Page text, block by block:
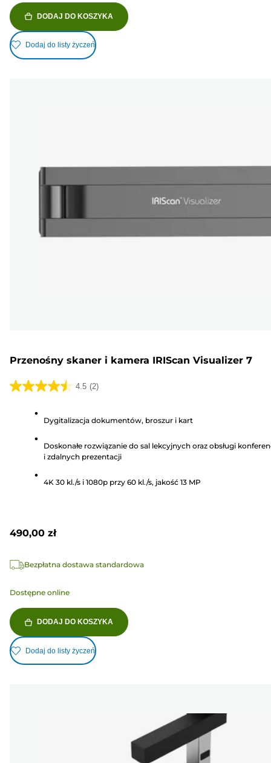
DODAJ DO KOSZYKA
Dodaj do listy życzeń
Przenośny skaner i kamera IRIScan Visualizer 7
4.5 (2)
4.5
gwiazdek.
Dygitalizacja dokumentów, broszur i kart
Doskonałe rozwiązanie do sal lekcyjnych oraz obsługi
i zdalnych prezentacji
4K 30 kl./s i 1080p przy 60 kl./s, jakość 13 MP
490,00 zł
Bezpłatna dostawa standardowa
Dostępne online
DODAJ DO KOSZYKA
Dodaj do listy życzeń